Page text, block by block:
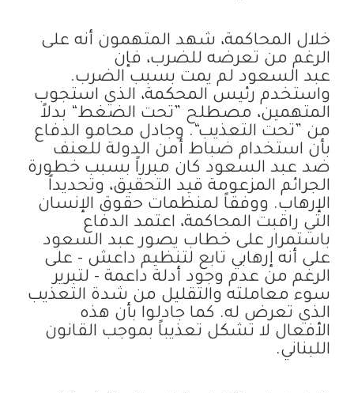
خلال المحاكمة، شهد المتهمون أنه على
الرغم من تعرضه للضرب، فإن
عبد السعود لم يمت بسبب الضرب.
واستخدم رئيس المحكمة، الذي استجوب
المتهمين، مصطلح ”تحت الضغط“ بدلاً
من ”تحت التعذيب“. وجادل محامو الدفاع
بأن استخدام ضباط أمن الدولة للعنف
ضد عبد السعود كان مبرراً بسبب خطورة
الجرائم المزعومة قيد التحقيق، وتحديداً
الإرهاب. ووفقاً لمنظمات حقوق الإنسان
التي راقبت المحاكمة، اعتمد الدفاع
باستمرار على خطاب يصور عبد السعود
على أنه إرهابي تابع لتنظيم داعش - على
الرغم من عدم وجود أدلة داعمة - لتبرير
سوء معاملته والتقليل من شدة التعذيب
الذي تعرض له. كما جادلوا بأن هذه
الأفعال لا تشكل تعذيباً بموجب القانون
اللبناني.